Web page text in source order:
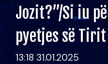
Jozit?”/Si iu
pyetjes së Tirit
13:18 31.01.2025